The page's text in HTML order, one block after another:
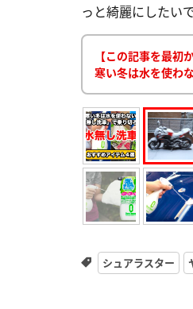
っと綺麗にしたい
【この記事を最初
寒い冬は水を使わ
シュアラスター